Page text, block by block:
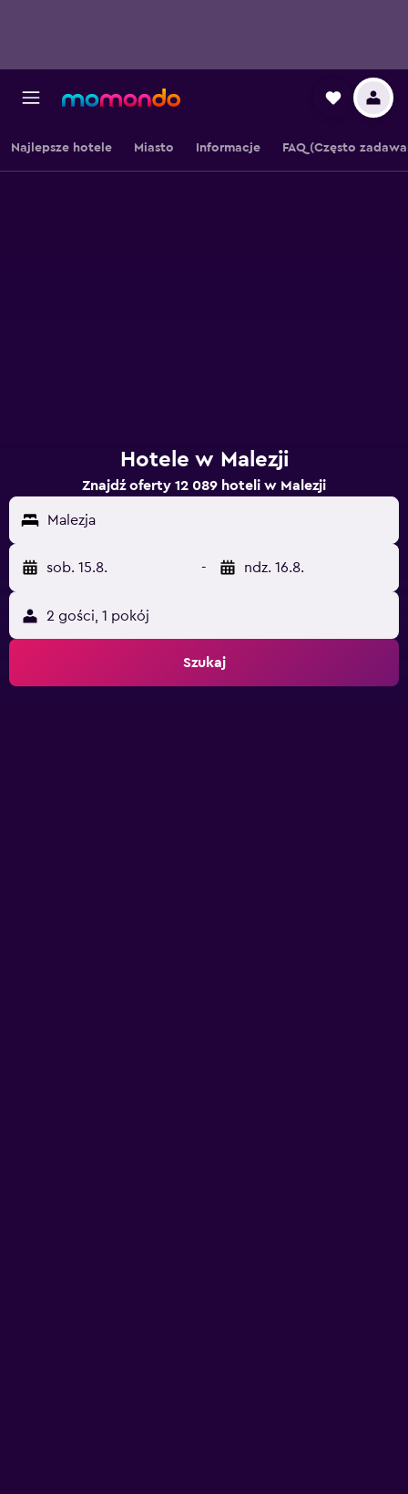
Najlepsze hotele Miasto Informacje FAQ (Często
Hotele w Malezji
Znajdź oferty 12 089 hoteli w Malezji
Malezja
sob. 15.8. - ndz. 16.8.
2 gości, 1 pokój
Szukaj